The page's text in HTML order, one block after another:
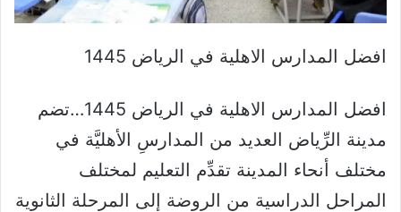
افضل المدارس الاهلية في الرياض 1445
افضل المدارس الاهلية في الرياض 1445…تضم
مدينة الرِّياض العديد من المدارسِ الأهليَّة في
مختلف أنحاء المدينة تقدِّم التعليم لمختلف
المراحل الدراسية من الروضة إلى المرحلة الثانوية